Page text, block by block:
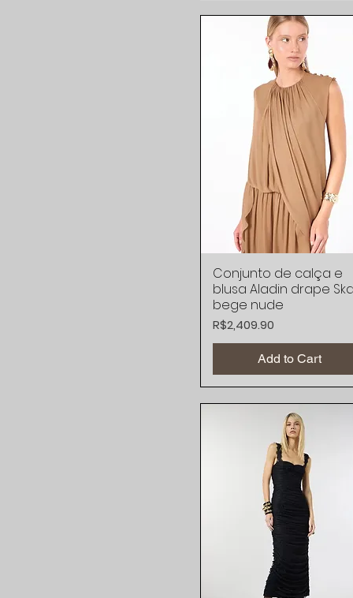
Quick View
Conjunto de calça e
blusa Aladin drape
bege nude
Price
R$2,409.90
Add to Cart